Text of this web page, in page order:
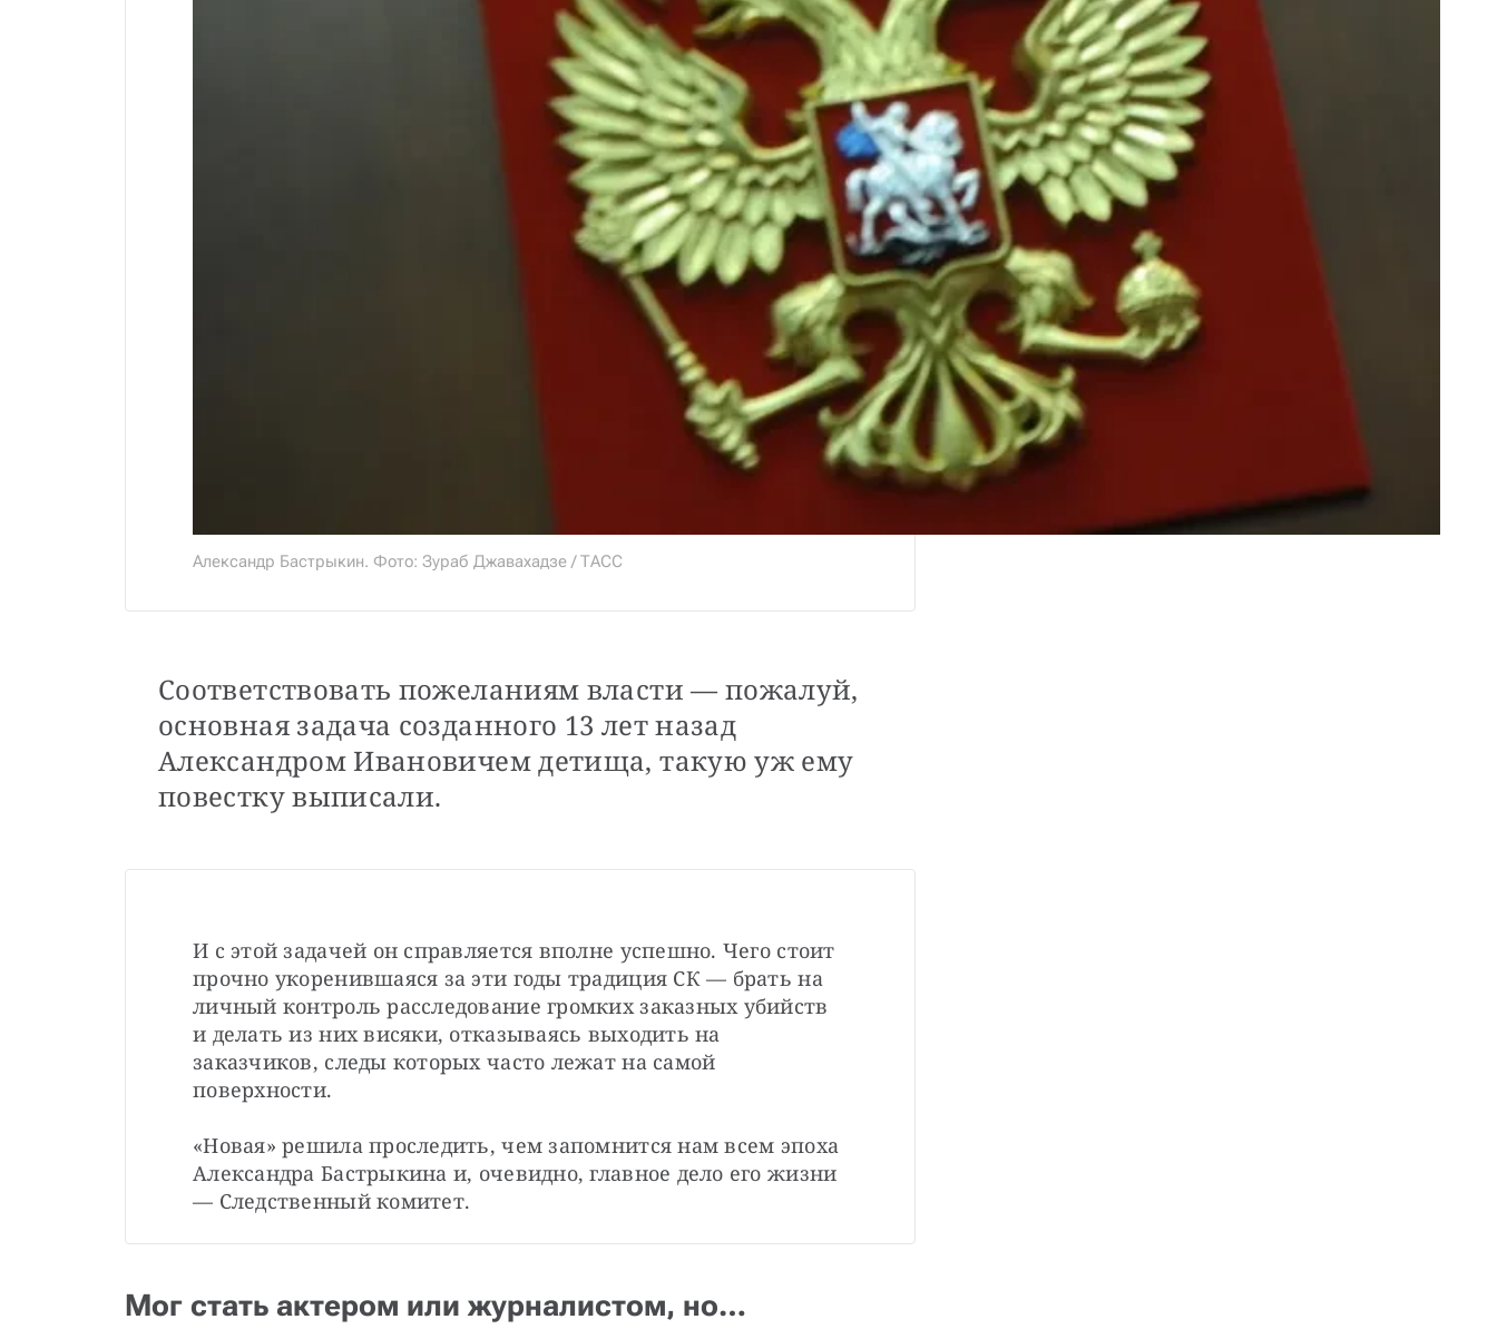
Александр Бастрыкин. Фото: Зураб Джавахадзе / ТАСС
Соответствовать пожеланиям власти — пожалуй,
основная задача созданного 13 лет назад
Александром Ивановичем детища, такую уж ему
повестку выписали.
И с этой задачей он справляется вполне успешно. Чего стоит
прочно укоренившаяся за эти годы традиция СК — брать на
личный контроль расследование громких заказных убийств
и делать из них висяки, отказываясь выходить на
заказчиков, следы которых часто лежат на самой
поверхности.
«Новая» решила проследить, чем запомнится нам всем эпоха
Александра Бастрыкина и, очевидно, главное дело его жизни
— Следственный комитет.
Мог стать актером или журналистом, но…